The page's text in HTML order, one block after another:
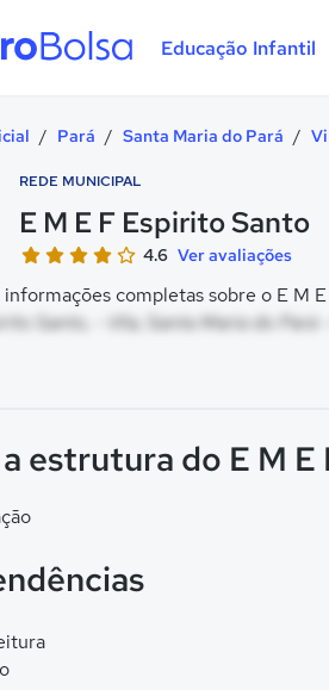
Educação Infantil
/ Pará / Santa Maria do Pará /
REDE MUNICIPAL
E M E F Espirito Santo
4.6 Ver avaliações
completas sobre o E M
Santo, - Vila, Santa Maria do Pará -
estrutura do E M